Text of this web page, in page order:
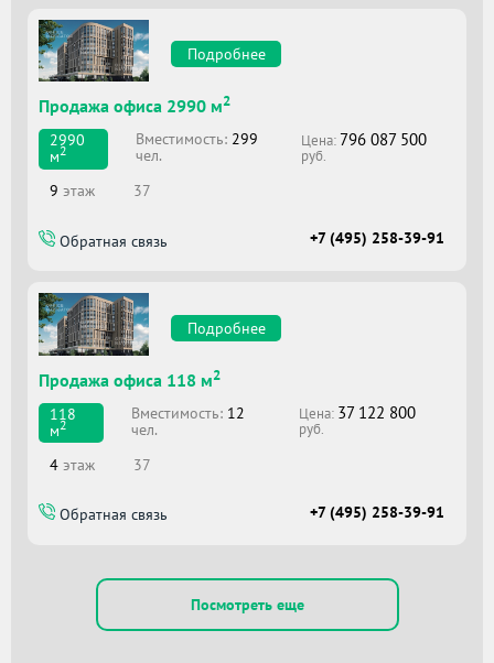
Подробнее
Продажа офиса 2990 м2
2990
м2
Вместимоcть: 299
чел.
Цена: 796 087 500
руб.
9 этаж 37
Обратная связь +7 (495) 258-39-91
Подробнее
Продажа офиса 118 м2
118
м2
Вместимоcть: 12
чел.
Цена: 37 122 800
руб.
4 этаж 37
Обратная связь +7 (495) 258-39-91
Посмотреть еще